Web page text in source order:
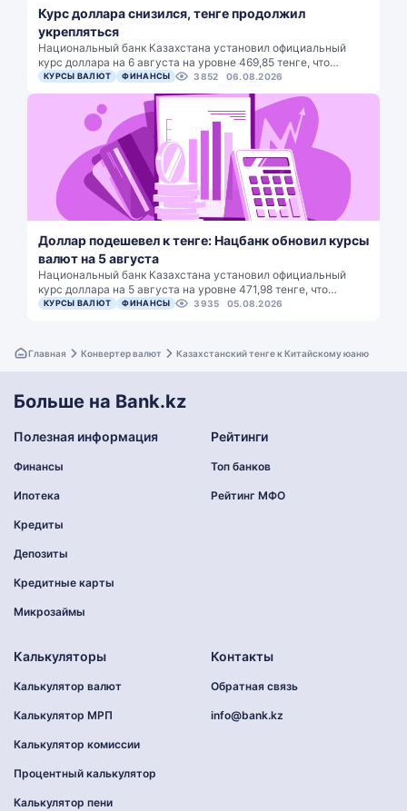
Курс доллара снизился, тенге продолжил
укрепляться
Национальный банк Казахстана установил официальный
курс доллара на 6 августа на уровне 469,85 тенге, что…
КУРСЫ ВАЛЮТ ФИНАНСЫ 3852 06.08.2026
Доллар подешевел к тенге: Нацбанк обновил курсы
валют на 5 августа
Национальный банк Казахстана установил официальный
курс доллара на 5 августа на уровне 471,98 тенге, что…
КУРСЫ ВАЛЮТ ФИНАНСЫ 3935 05.08.2026
Главная Конвертер валют Казахстанский тенге к Китайскому юаню
Больше на Bank.kz
Полезная информация
Финансы
Ипотека
Кредиты
Депозиты
Кредитные карты
Микрозаймы
Рейтинги
Топ банков
Рейтинг МФО
Калькуляторы
Калькулятор валют
Калькулятор МРП
Калькулятор комиссии
Процентный калькулятор
Калькулятор пени
Контакты
Обратная связь
info@bank.kz